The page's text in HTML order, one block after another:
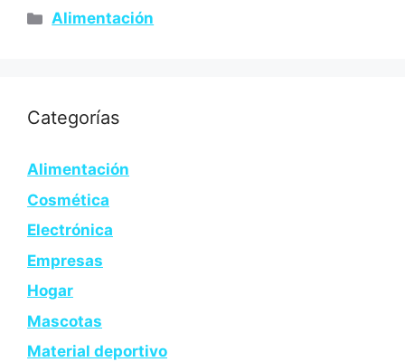
Alimentación
Categorías
Alimentación
Cosmética
Electrónica
Empresas
Hogar
Mascotas
Material deportivo